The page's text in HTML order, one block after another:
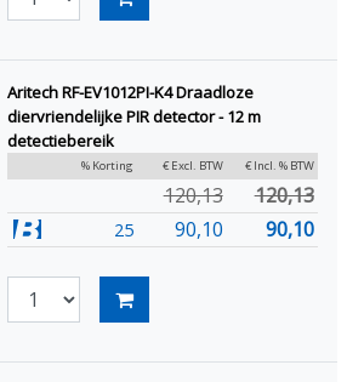
Aritech RF-EV1012PI-K4 Draadloze
diervriendelijke PIR detector - 12 m
detectiebereik
% Korting € Excl. BTW € Incl. % BTW
120,13 120,13
25 90,10 90,10